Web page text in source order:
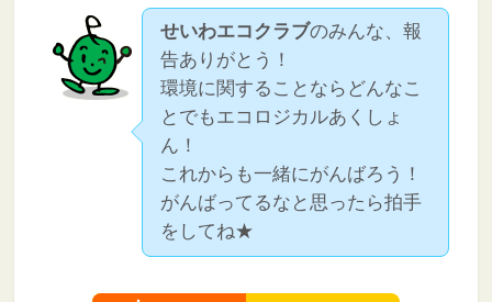
せいわエコクラブのみんな、報
告ありがとう！
環境に関することならどんなこ
とでもエコロジカルあくしょ
ん！
これからも一緒にがんばろう！
がんばってるなと思ったら拍手
をしてね★